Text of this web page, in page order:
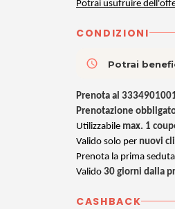
Potrai usufruire
CONDIZIONI
access_time Potrai
Prenota al
Prenotazione
Utilizzabile max. 1
Valido solo per nuovi
Prenota la prima seduta
Valido 30 giorni dalla
CASHBACK